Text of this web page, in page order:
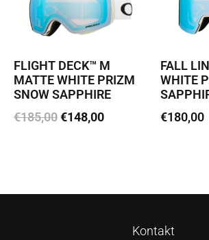
FLIGHT DECK™ M
MATTE WHITE PRIZM
SNOW SAPPHIRE
€185,00€148,00
FALL
WHITE
€180,00
Kontakt